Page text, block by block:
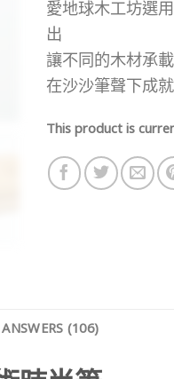
愛地球木工坊選
出
讓不同的木材承
在沙沙筆聲下成
This product is
(106)